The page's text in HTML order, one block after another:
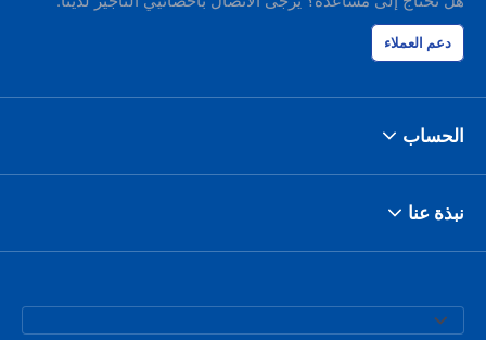
دعم العملاء
الحساب
نبذة عنا